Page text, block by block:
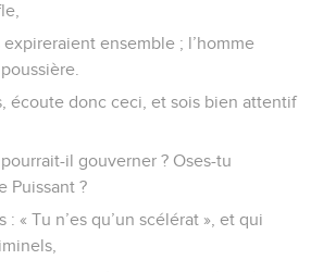
ensemble ; l’homme
écoute donc ceci, et sois bien attentif
il gouverner ? Oses-tu
Puissant ?
« Tu n’es qu’un scélérat », et qui